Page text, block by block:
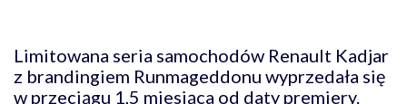
Limitowana seria samochodów Renault Kadjar
z brandingiem Runmageddonu wyprzedała się
w przeciągu 1,5 miesiąca od daty premiery.